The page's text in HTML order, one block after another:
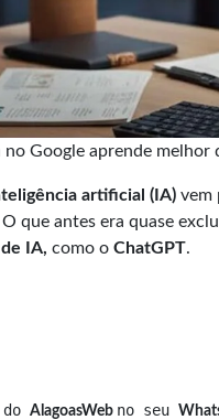
Google aprende melhor
artificial (IA) vem
que antes era quase
IA, como o ChatGPT.
AlagoasWeb no seu